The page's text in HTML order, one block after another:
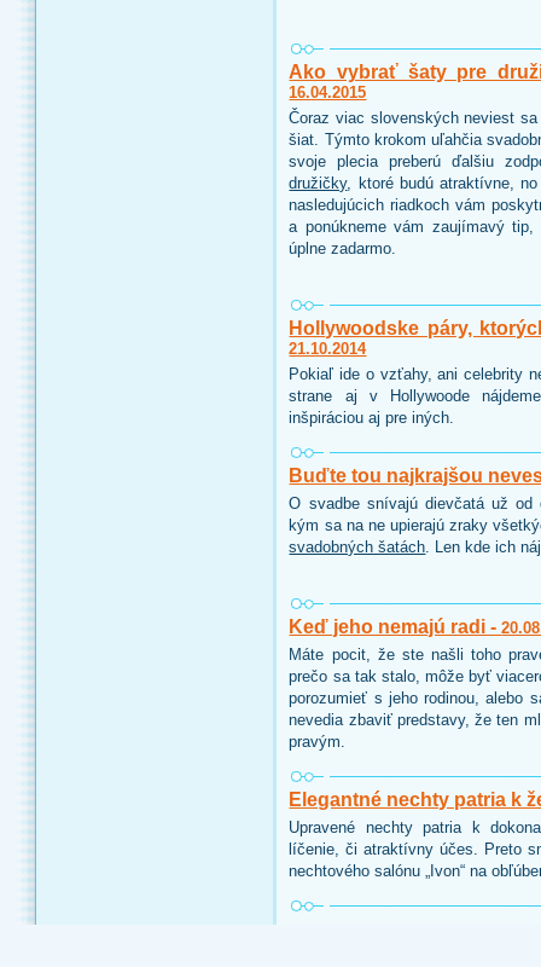
Ako vybrať šaty pre
16.04.2015
Čoraz viac slovenských neviest
šiat. Týmto krokom uľahčia
svoje plecia preberú ďalšiu
družičky, ktoré budú atraktívne,
nasledujúcich riadkoch vám
a ponúkneme vám zaujímavý
úplne zadarmo.
Hollywoodske páry,
21.10.2014
Pokiaľ ide o vzťahy, ani celebrity
strane aj v Hollywoode
inšpiráciou aj pre iných.
Buďte tou najkrajšou
O svadbe snívajú dievčatá už
kým sa na ne upierajú zraky
svadobných šatách. Len kde ich
Keď jeho nemajú radi -
Máte pocit, že ste našli toho
prečo sa tak stalo, môže byť
porozumieť s jeho rodinou, alebo
nevedia zbaviť predstavy, že ten
pravým.
Elegantné nechty patria k
Upravené nechty patria k
líčenie, či atraktívny účes. Preto
nechtového salónu „Ivon“ na